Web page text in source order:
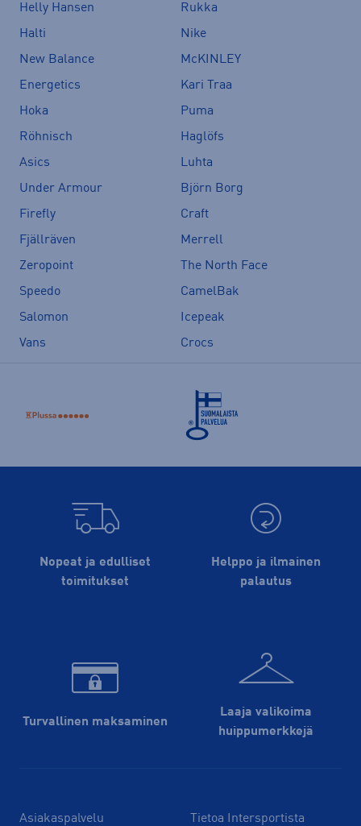
Helly Hansen
Rukka
Halti
Nike
New Balance
McKINLEY
Energetics
Kari Traa
Hoka
Puma
Röhnisch
Haglöfs
Asics
Luhta
Under Armour
Björn Borg
Firefly
Craft
Fjällräven
Merrell
Zeropoint
The North Face
Speedo
CamelBak
Salomon
Icepeak
Vans
Crocs
Nopeat ja edulliset
toimitukset
Helppo ja ilmainen
palautus
Turvallinen maksaminen
Laaja valikoima
huippu­merkkejä
Asiakaspalvelu
Tietoa Intersportista